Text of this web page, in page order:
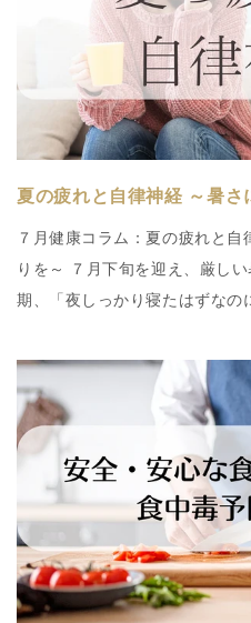
夏の疲れと自律神経 ～暑さ
７月健康コラム：夏の疲れと自
りを～ ７月下旬を迎え、厳し
期、「夜しっかり寝たはずなの